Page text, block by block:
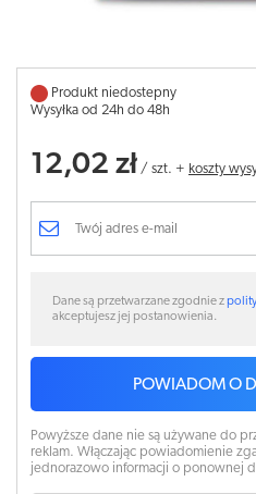
Produkt niedostepny
Wysyłka od 24h do 48h
12,02 zł / szt. + koszty
Dane są przetwarzane zgodnie z
akceptujesz jej postanowienia.
POWIADOM O
Powyższe dane nie są używane do
reklam. Włączając powiadomienie
jednorazowo informacji o ponownej